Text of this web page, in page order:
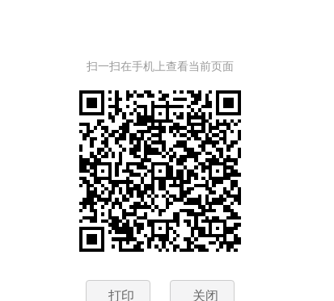
扫一扫在手机上查看当前页面
打印 关闭